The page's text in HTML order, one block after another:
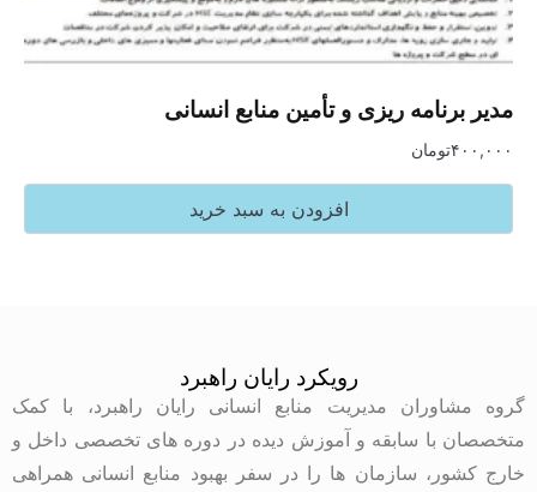
مدیر برنامه ریزی و تأمین منابع انسانی
۴۰۰,۰۰۰تومان
افزودن به سبد خرید
رویکرد رایان راهبرد
گروه مشاوران مدیریت منابع انسانی رایان راهبرد، با کمک
متخصصان با سابقه و آموزش دیده در دوره های تخصصی داخل و
خارج کشور، سازمان ها را در سفر بهبود منابع انسانی همراهی